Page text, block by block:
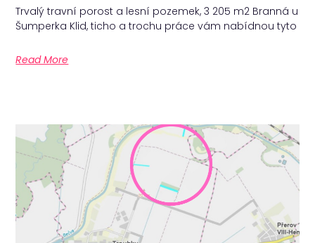
Trvalý travní porost a lesní pozemek, 3 205 m2 Branná u
Šumperka Klid, ticho a trochu práce vám nabídnou tyto
Read More